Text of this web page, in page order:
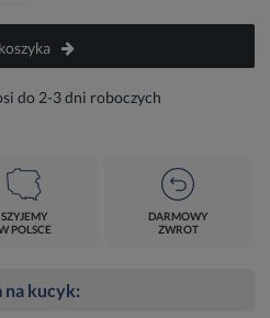
do 2-3 dni roboczych
SZYJEMY
POLSCE
DARMOWY
ZWROT
na kucyk: